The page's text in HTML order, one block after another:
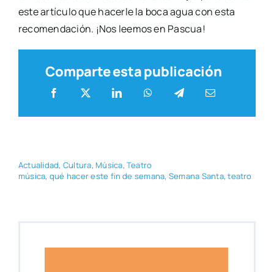
este artícu­lo que hacer­le la boca agua con esta
reco­men­da­ción. ¡Nos lee­mos en Pas­cua!
Comparte esta publicación
Actua­li­dad, Cul­tu­ra, Músi­ca, Tea­tro
músi­ca, qué hacer este fin de sema­na, Sema­na San­ta,tea­tro